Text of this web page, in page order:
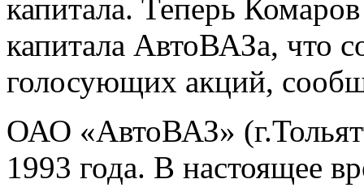
капитала. Теперь
капитала АвтоВАЗа, что
голосующих акций,
ОАО «АвтоВАЗ»
1993 года. В настоящее